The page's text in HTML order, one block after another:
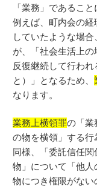
「業務」であること
例えば、町内会の
していたような場
が、「社会生活上の
反復継続して行わ
と）」となるため、
なります。
業務上横領罪の「業
の物を横領」する
同様、「委託信任
物」について「他
物につき権限がな